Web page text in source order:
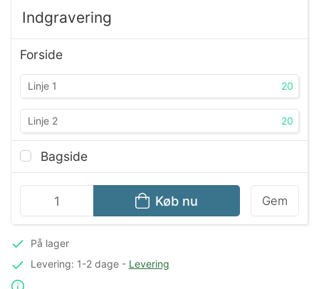
Indgravering
Køb nu Gem
Forside
20
20
Bagside
På lager
Levering: 1-2 dage- Levering